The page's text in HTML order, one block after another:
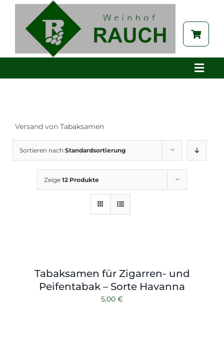
Zum
springen
Toggle
Aktuelles
Brennerei
Tabak
Auszeichnungen
Versand von Tabaksamen
Sortieren nach Standardsortierung
Zeige 12 Produkte
Tabaksamen für Zigarren- und
Peifentabak – Sorte Havanna
5,00 €